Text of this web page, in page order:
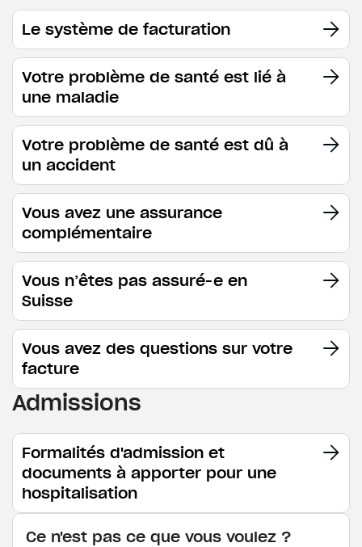
Le système de facturation
Votre problème de santé est lié à
une maladie
Votre problème de santé est dû à
un accident
Vous avez une assurance
complémentaire
Vous n’êtes pas assuré-e en
Suisse
Vous avez des questions sur votre
facture
Admissions
Formalités d'admission et
documents à apporter pour une
hospitalisation
Ce n'est pas ce que vous voulez ?